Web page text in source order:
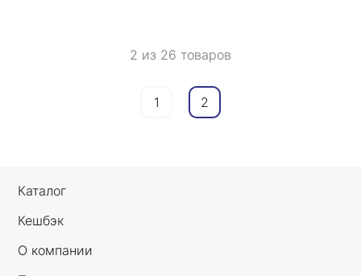
2 из 26 товаров
1 2
Каталог
Кешбэк
О компании